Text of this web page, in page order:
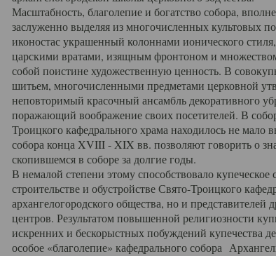
Масштабность, благолепие и богатство собора,
заслуженно выделяя из многочисленных культовых
иконостас украшенный колоннами ионического
царскими вратами, изящным фронтоном и
собой поистине художественную ценность. В
шитьем, многочисленными предметами церковной
неповторимый красочный ансамбль декоративного
поражающий воображение своих посетителей. В
Троицкого кафедрального храма находилось не
собора конца XVIII - XIX вв. позволяют говорить о
скопившемся в соборе за долгие годы.
В немалой степени этому способствовало
строительстве и обустройстве Свято-Троицкого
архангелогородского общества, но и
центров. Результатом повышенной религиозности
искренних и бескорыстных побуждений купечества
особое «благолепие» кафедрального собора